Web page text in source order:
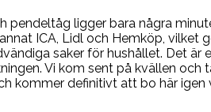
pendeltåg ligger bara några
ICA, Lidl och Hemköp,
saker för hushållet. Det är
Vi kom sent på kvällen och
kommer definitivt att bo här igen